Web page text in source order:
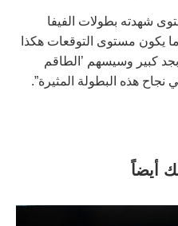
شهدته بطولات الفيفا
يكون مستوى التوقعات هكذا
يصعب الحفاظ عليه. لكننا نعمل بجد كبير وسيسهم ‭‭‭’‬‬‬الطاقم
أيضاً